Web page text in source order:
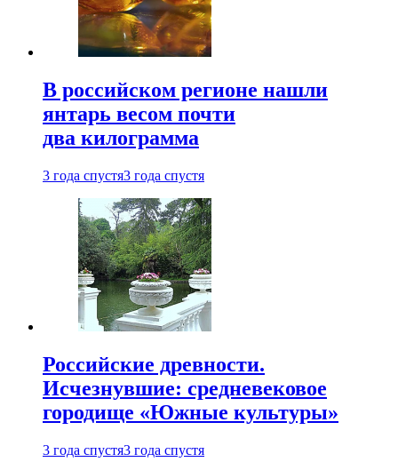
В российском регионе нашли
янтарь весом почти
два килограмма
3 года спустя3 года спустя
Российские древности.
Исчезнувшие: средневековое
городище «Южные культуры»
3 года спустя3 года спустя